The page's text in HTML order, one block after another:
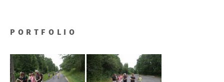
PORTFOLIO